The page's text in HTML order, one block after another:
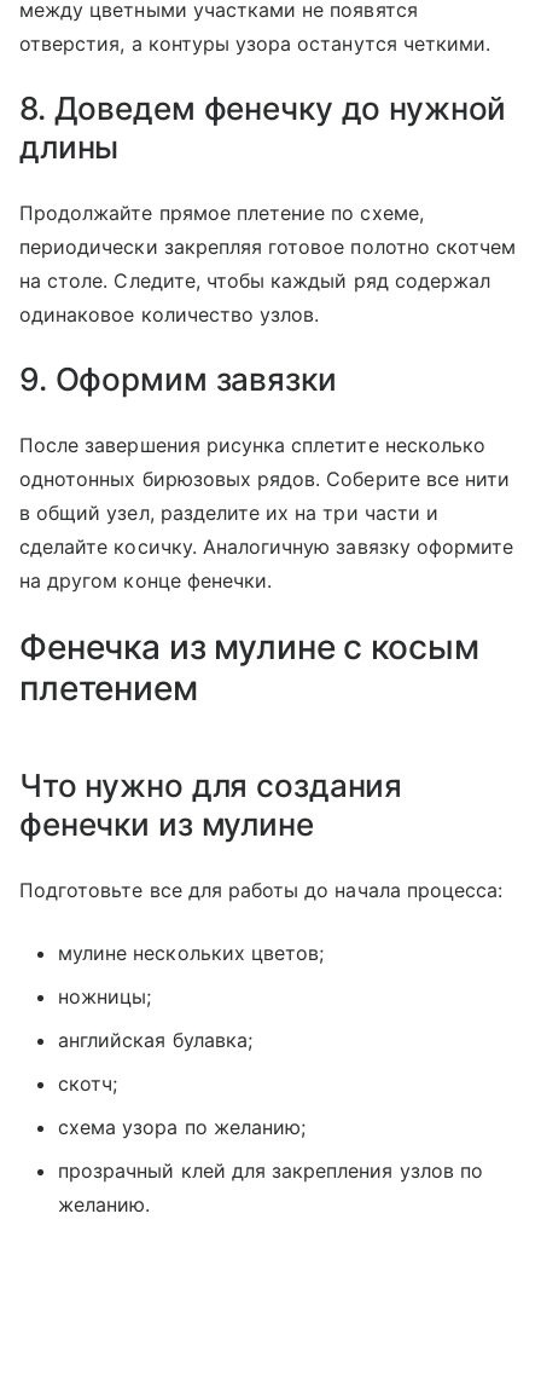
между цветными участками не появятся
отверстия, а контуры узора останутся четкими.
8. Доведем фенечку до нужной
длины
Продолжайте прямое плетение по схеме,
периодически закрепляя готовое полотно скотчем
на столе. Следите, чтобы каждый ряд содержал
одинаковое количество узлов.
9. Оформим завязки
После завершения рисунка сплетите несколько
однотонных бирюзовых рядов. Соберите все нити
в общий узел, разделите их на три части и
сделайте косичку. Аналогичную завязку оформите
на другом конце фенечки.
Фенечка из мулине с косым
плетением
Что нужно для создания
фенечки из мулине
Подготовьте все для работы до начала процесса:
мулине нескольких цветов;
ножницы;
английская булавка;
скотч;
схема узора по желанию;
прозрачный клей для закрепления узлов по
желанию.